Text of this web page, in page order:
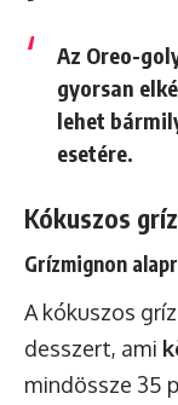
Az Oreo-
gyorsan
lehet
esetére.
Kókuszos
Grízmignon
A kókuszos
desszert, ami
mindössze 35